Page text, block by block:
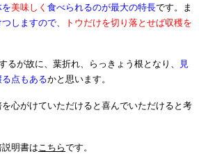
美味しく 食べられるのが最大の特長です。ま
しますので、
トウだけを切り落とせば収穫を
るが故に、葉折れ、らっきょう根となり、
見
点もあるかと思います。
心がけていただけると喜んでいただけると考
説明書は こちらです。